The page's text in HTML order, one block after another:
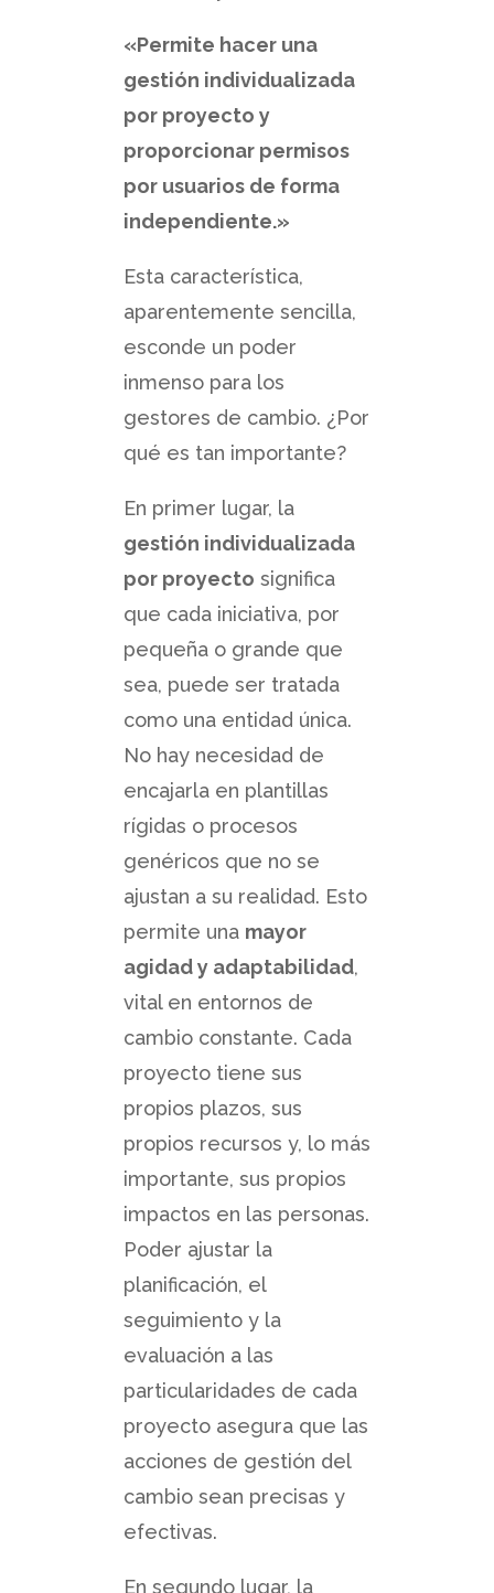
«Permite hacer una
gestión individualizada
por proyecto y
proporcionar permisos
por usuarios de forma
independiente.»
Esta característica,
aparentemente sencilla,
esconde un poder
inmenso para los
gestores de cambio. ¿Por
qué es tan importante?
En primer lugar, la
gestión individualizada
por proyecto significa
que cada iniciativa, por
pequeña o grande que
sea, puede ser tratada
como una entidad única.
No hay necesidad de
encajarla en plantillas
rígidas o procesos
genéricos que no se
ajustan a su realidad. Esto
permite una mayor
agidad y adaptabilidad,
vital en entornos de
cambio constante. Cada
proyecto tiene sus
propios plazos, sus
propios recursos y, lo más
importante, sus propios
impactos en las personas.
Poder ajustar la
planificación, el
seguimiento y la
evaluación a las
particularidades de cada
proyecto asegura que las
acciones de gestión del
cambio sean precisas y
efectivas.
En segundo lugar, la